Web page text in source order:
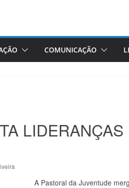
COMUNICAÇÃO
A Pastoral da Juventude